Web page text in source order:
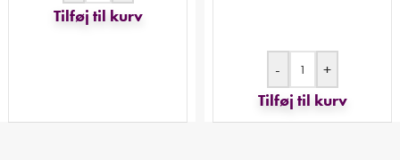
Tilføj til kurv
-
+
Tilføj til kurv